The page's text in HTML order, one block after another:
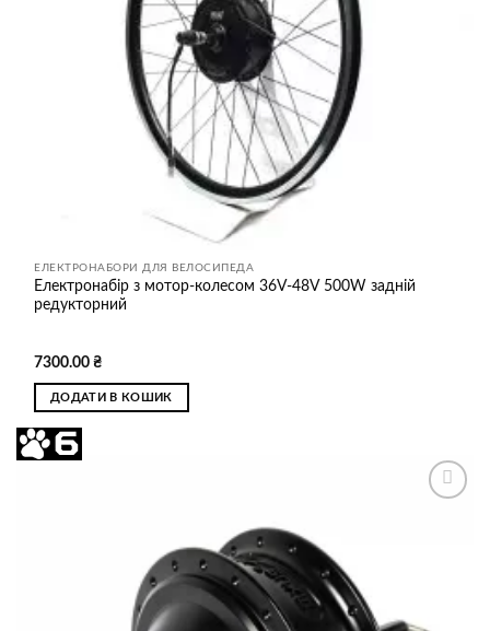
ЕЛЕКТРОНАБОРИ ДЛЯ ВЕЛОСИПЕДА
Електронабір з мотор-колесом 36V-48V 500W задній
редукторний
Оцінено в
5з 5
7300.00₴
ДОДАТИ В КОШИК